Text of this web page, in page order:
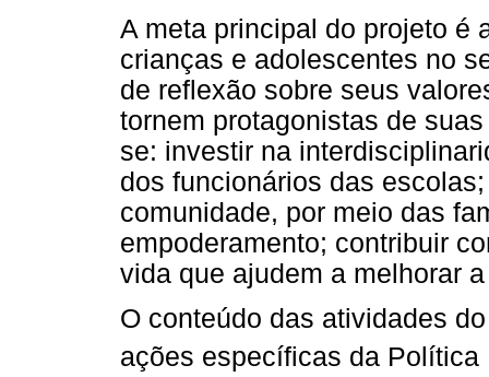
A meta principal do projeto é
crianças e adolescentes no
de reflexão sobre seus
tornem protagonistas de
se: investir na
dos funcionários das
comunidade, por meio das
empoderamento; contribuir
vida que ajudem a melhorar
O conteúdo das atividades
ações específicas da